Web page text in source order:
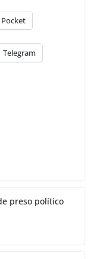
Pocket
Telegram
preso político